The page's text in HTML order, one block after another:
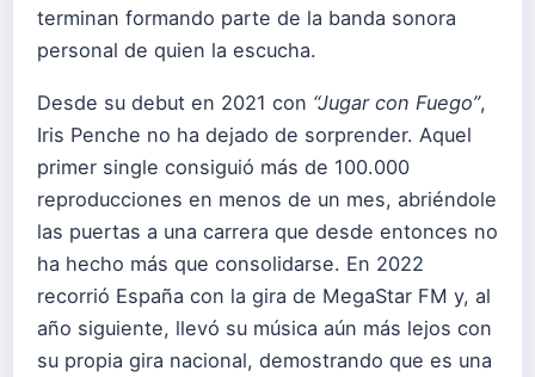
terminan formando parte de la banda sonora
personal de quien la escucha.
Desde su debut en 2021 con “Jugar con Fuego”,
Iris Penche no ha dejado de sorprender. Aquel
primer single consiguió más de 100.000
reproducciones en menos de un mes, abriéndole
las puertas a una carrera que desde entonces no
ha hecho más que consolidarse. En 2022
recorrió España con la gira de MegaStar FM y, al
año siguiente, llevó su música aún más lejos con
su propia gira nacional, demostrando que es una